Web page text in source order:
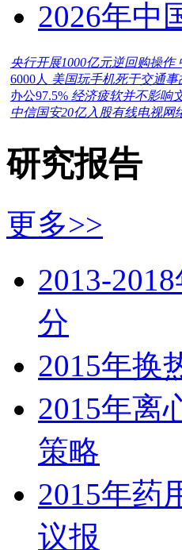
2026年中
央行开展1000亿元逆回购操作
6000人 美国玩手机死于交通事
办公97.5% 经济疲软并不影响
中信国安20亿入股有线电视网
研究报告
更多>>
2013-
分
2015年换
2015年离
策略
2015年药
议报